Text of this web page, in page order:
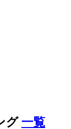
グ 一覧